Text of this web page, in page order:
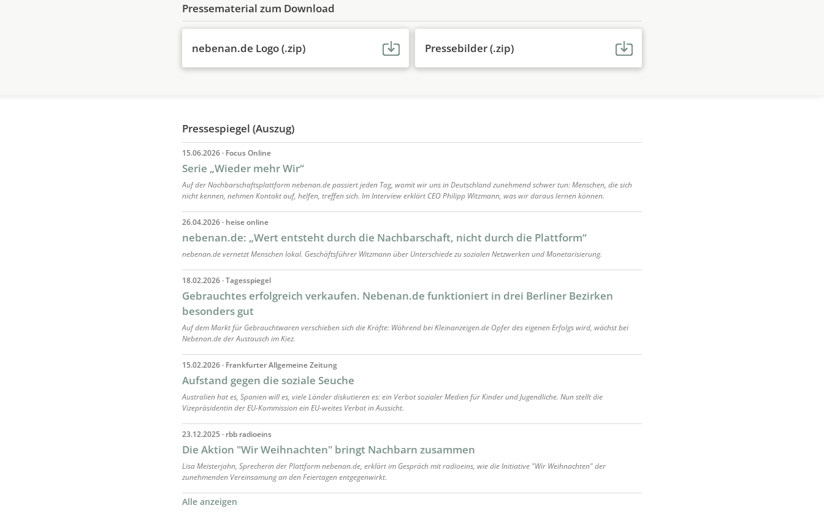
Pressematerial zum Download
nebenan.de Logo (.zip) Pressebilder (.zip)
Pressespiegel (Auszug)
15.06.2026 · Focus Online
Serie „Wieder mehr Wir“
Auf der Nachbarschaftsplattform nebenan.de passiert jeden Tag, womit wir uns in Deutschland zunehmend schwer tun: Menschen, die sich
nicht kennen, nehmen Kontakt auf, helfen, treffen sich. Im Interview erklärt CEO Philipp Witzmann, was wir daraus lernen können.
26.04.2026 · heise online
nebenan.de: „Wert entsteht durch die Nachbarschaft, nicht durch die Plattform“
nebenan.de vernetzt Menschen lokal. Geschäftsführer Witzmann über Unterschiede zu sozialen Netzwerken und Monetarisierung.
18.02.2026 · Tagesspiegel
Gebrauchtes erfolgreich verkaufen. Nebenan.de funktioniert in drei Berliner Bezirken
besonders gut
Auf dem Markt für Gebrauchtwaren verschieben sich die Kräfte: Während bei Kleinanzeigen.de Opfer des eigenen Erfolgs wird, wächst bei
Nebenan.de der Austausch im Kiez.
15.02.2026 · Frankfurter Allgemeine Zeitung
Aufstand gegen die soziale Seuche
Australien hat es, Spanien will es, viele Länder diskutieren es: ein Verbot sozialer Medien für Kinder und Jugendliche. Nun stellt die
Vizepräsidentin der EU-Kommission ein EU-weites Verbot in Aussicht.
23.12.2025 · rbb radioeins
Die Aktion "Wir Weihnachten" bringt Nachbarn zusammen
Lisa Meisterjahn, Sprecherin der Plattform nebenan.de, erklärt im Gespräch mit radioeins, wie die Initiative "Wir Weihnachten" der
zunehmenden Vereinsamung an den Feiertagen entgegenwirkt.
Alle anzeigen